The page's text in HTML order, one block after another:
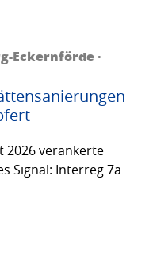
Eckernförde ·
2026 verankerte
Signal: Interreg 7a